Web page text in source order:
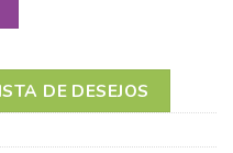
DE DESEJOS